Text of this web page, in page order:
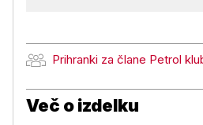
Prihranki za člane Petrol
Prihranki za člane Petrol kluba
Več o izdelku